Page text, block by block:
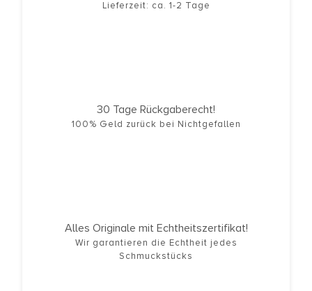
Lieferzeit: ca. 1-2 Tage
30 Tage Rückgaberecht!
100% Geld zurück bei Nichtgefallen
Alles Originale mit Echtheitszertifikat!
Wir garantieren die Echtheit jedes
Schmuckstücks